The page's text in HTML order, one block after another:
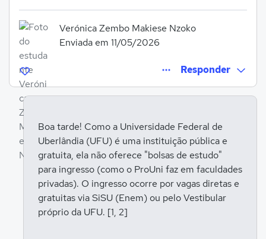
Verónica Zembo Makiese Nzoko
Enviada em 11/05/2026
Responder
Entrar para responder
Boa tarde! Como a Universidade Federal de
Uberlândia (UFU) é uma instituição pública e
gratuita, ela não oferece "bolsas de estudo"
para ingresso (como o ProUni faz em faculdades
privadas). O ingresso ocorre por vagas diretas e
gratuitas via SiSU (Enem) ou pelo Vestibular
próprio da UFU. [1, 2]